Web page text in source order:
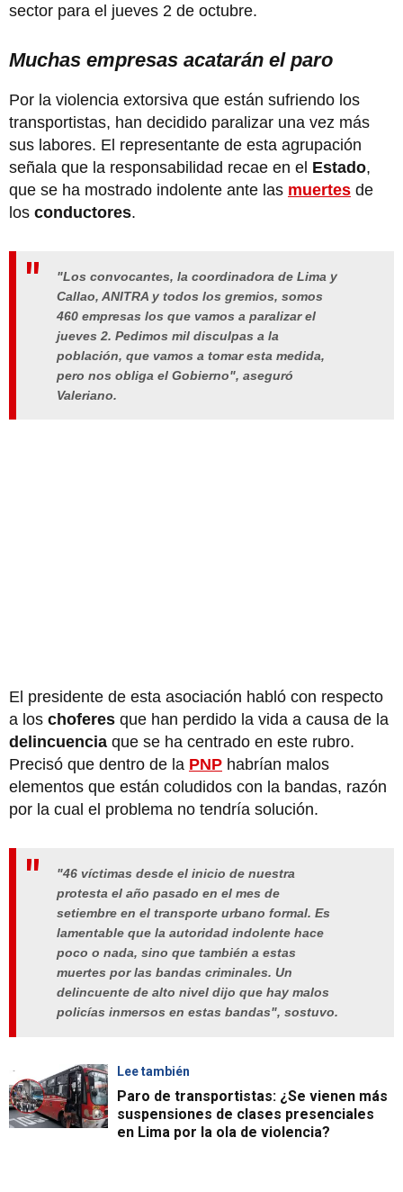
sector para el jueves 2 de octubre.
Muchas empresas acatarán el paro
Por la violencia extorsiva que están sufriendo los
transportistas, han decidido paralizar una vez más
sus labores. El representante de esta agrupación
señala que la responsabilidad recae en el Estado,
que se ha mostrado indolente ante las muertes de
los conductores.
"Los convocantes, la coordinadora de Lima y
Callao, ANITRA y todos los gremios, somos
460 empresas los que vamos a paralizar el
jueves 2. Pedimos mil disculpas a la
población, que vamos a tomar esta medida,
pero nos obliga el Gobierno", aseguró
Valeriano.
El presidente de esta asociación habló con respecto
a los choferes que han perdido la vida a causa de la
delincuencia que se ha centrado en este rubro.
Precisó que dentro de la PNP habrían malos
elementos que están coludidos con la bandas, razón
por la cual el problema no tendría solución.
"46 víctimas desde el inicio de nuestra
protesta el año pasado en el mes de
setiembre en el transporte urbano formal. Es
lamentable que la autoridad indolente hace
poco o nada, sino que también a estas
muertes por las bandas criminales. Un
delincuente de alto nivel dijo que hay malos
policías inmersos en estas bandas", sostuvo.
Lee también
Paro de transportistas: ¿Se vienen más
suspensiones de clases presenciales
en Lima por la ola de violencia?